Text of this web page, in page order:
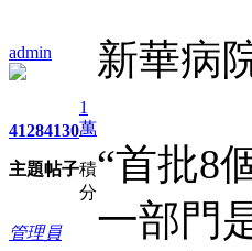
admin
4128
主題
4130
帖子
1
萬
積
分
管理員
新華病
“首批8
一部門